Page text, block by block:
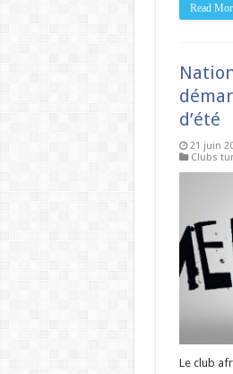
Read
d’été
21 juin
Clubs
Le club